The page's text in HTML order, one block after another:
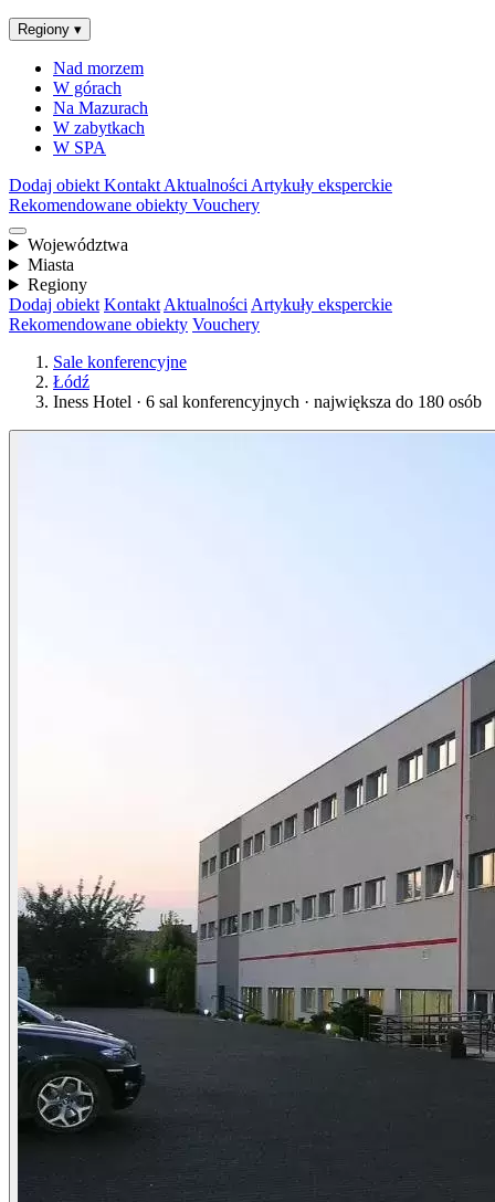
Regiony ▾
Nad morzem
W górach
Na Mazurach
W zabytkach
W SPA
Dodaj obiekt Kontakt Aktualności Artykuły eksperckie
Rekomendowane obiekty Vouchery
Województwa
Miasta
Regiony
Dodaj obiekt Kontakt Aktualności Artykuły eksperckie
Rekomendowane obiekty Vouchery
Sale konferencyjne
Łódź
Iness Hotel · 6 sal konferencyjnych · największa do 180 osób